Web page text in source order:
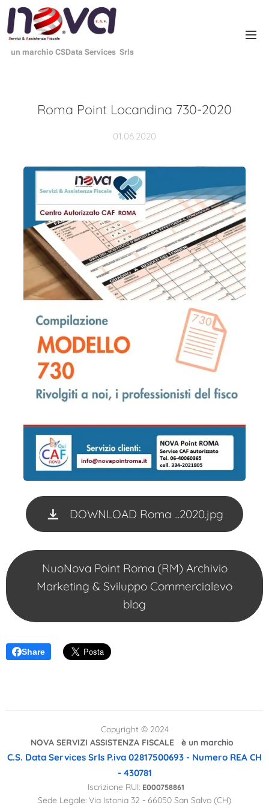
un marchio CSData Services Srls
Roma Point Locandina 730-2020
01.06.2020
DOWNLOAD Roma ...2020.jpg
NuoNova Point Roma (RM) Archivio
Marketing & Sviluppo Commercialevo
blog
Share
Copyright © 2024
NOVA SERVIZI ASSISTENZA FISCALE è un marchio
C.S. Data Services Srls P.iva 02817500693 - Numero REA CH
- 430781
Iscrizione RUI: E000758861
Sede Legale: Via Istonia 32 - 66050 San Salvo (CH)